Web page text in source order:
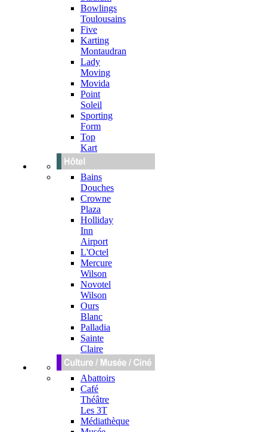
Bowlings
Toulousains
Five
Karting
Montaudran
Lady
Moving
Movida
Point
Soleil
Sporting
Form
Top
Kart
Bains
Douches
Crowne
Plaza
Holliday
Inn
Airport
L'Octel
Mercure
Wilson
Novotel
Wilson
Ours
Blanc
Palladia
Sainte
Claire
Abattoirs
Café
Théâtre
Les 3T
Médiathèque